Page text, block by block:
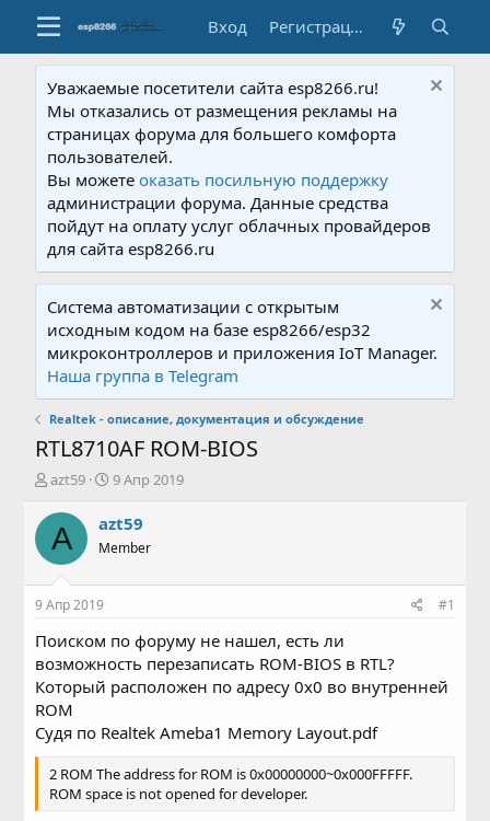
Вход Регистрация
Уважаемые посетители сайта esp8266.ru!
Мы отказались от размещения рекламы на
страницах форума для большего комфорта
пользователей.
Вы можетеоказать посильную поддержку
администрации форума. Данные средства
пойдут на оплату услуг облачных провайдеров
для сайта esp8266.ru
Система автоматизации с открытым
исходным кодом на базе esp8266/esp32
микроконтроллеров и приложения IoT Manager.
Наша группа в Telegram
Realtek - описание, документация и обсуждение
RTL8710AF ROM-BIOS
А
т
о
р
е
м
ы
azt59
Д
т
н
л
9 Апр 2019
A azt59
Member
9 Апр 2019 #1
Поиском по форуму не нашел, есть ли
возможность перезаписать ROM-BIOS в RTL?
Который расположен по адресу 0х0 во внутренней
ROM
Судя по Realtek Ameba1 Memory Layout.pdf
2 ROM The address for ROM is 0x00000000~0x000FFFFF.
ROM space is not opened for developer.